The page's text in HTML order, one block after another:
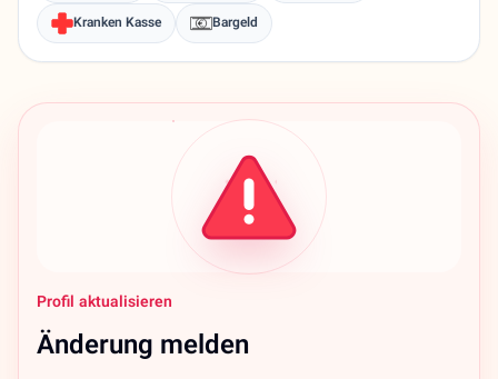
Kranken Kasse
Bargeld
Profil aktualisieren
Änderung melden